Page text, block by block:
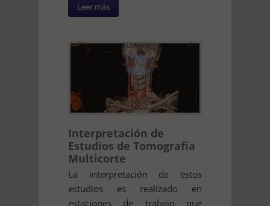
Leer más
Interpretación de
Estudios de Tomografía
Multicorte
La interpretación de estos
estudios es realizado en
estaciones de trabajo que